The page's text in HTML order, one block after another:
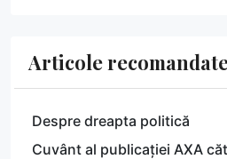
Articole
Despre dreapta politică
Cuvânt al publicației AXA